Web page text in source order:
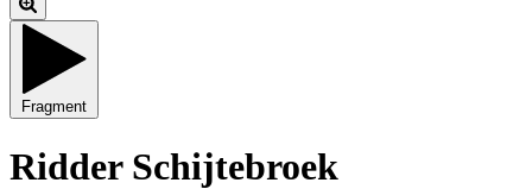
Fragment
Ridder Schijtebroek